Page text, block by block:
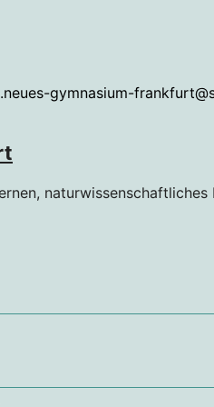
gymnasium-